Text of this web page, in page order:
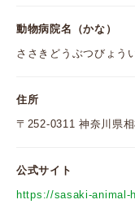
動物病院名（かな）
ささきどうぶつびょう
住所
〒252-0311 神奈川県
公式サイト
https://sasaki-